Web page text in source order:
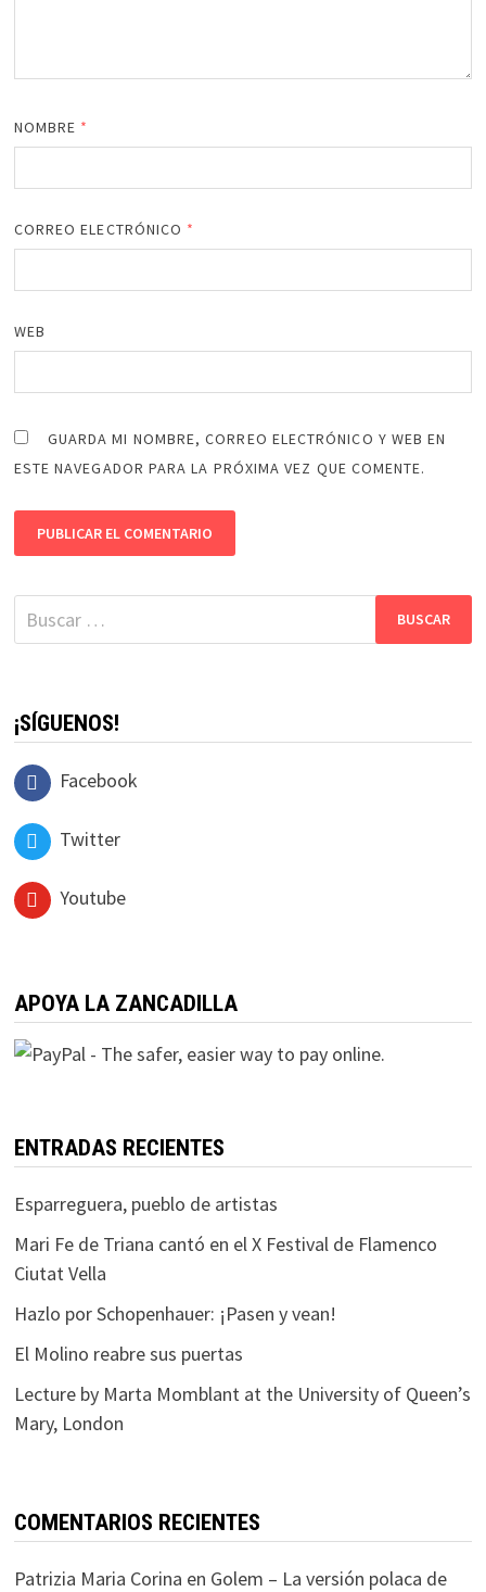
NOMBRE *
CORREO ELECTRÓNICO *
WEB
GUARDA MI NOMBRE, CORREO ELECTRÓNICO Y WEB EN
ESTE NAVEGADOR PARA LA PRÓXIMA VEZ QUE COMENTE.
Buscar:
¡SÍGUENOS!
Facebook
Twitter
Youtube
APOYA LA ZANCADILLA
ENTRADAS RECIENTES
Esparreguera, pueblo de artistas
Mari Fe de Triana cantó en el X Festival de Flamenco
Ciutat Vella
Hazlo por Schopenhauer: ¡Pasen y vean!
El Molino reabre sus puertas
Lecture by Marta Momblant at the University of Queen’s
Mary, London
COMENTARIOS RECIENTES
Patrizia Maria Corina en Golem – La versión polaca de